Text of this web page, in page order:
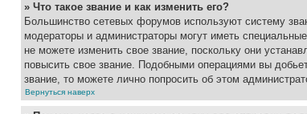
» Что такое звание и как изменить его?
Большинство сетевых форумов используют систему
модераторы и администраторы могут иметь
не можете изменить свое звание, поскольку они
повысить свое звание. Подобными операциями вы
звание, то можете лично попросить об этом
Вернуться наверх